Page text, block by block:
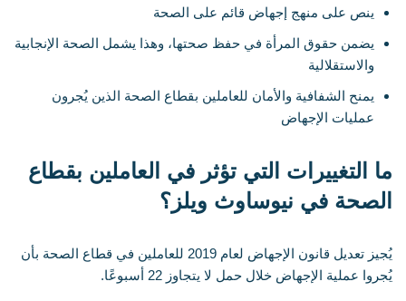
ينص على منهج إجهاض قائم على الصحة
يضمن حقوق المرأة في حفظ صحتها، وهذا يشمل الصحة الإنجابية
والاستقلالية
يمنح الشفافية والأمان للعاملين بقطاع الصحة الذين يُجرون
عمليات الإجهاض
ما التغييرات التي تؤثر في العاملين بقطاع
الصحة في نيوساوث ويلز؟
يُجيز تعديل قانون الإجهاض لعام 2019 للعاملين في قطاع الصحة بأن
يُجروا عملية الإجهاض خلال حمل لا يتجاوز 22 أسبوعًا.